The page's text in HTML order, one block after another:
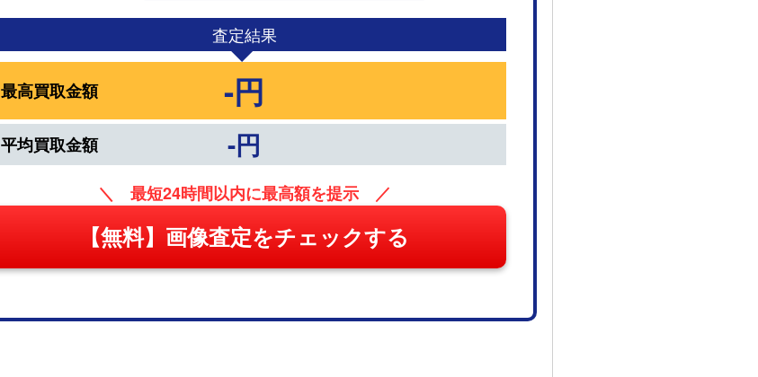
査定結果
最高買取金額 -円
平均買取金額 -円
＼ 最短24時間以内に最高額を提示 ／
【無料】画像査定をチェックする